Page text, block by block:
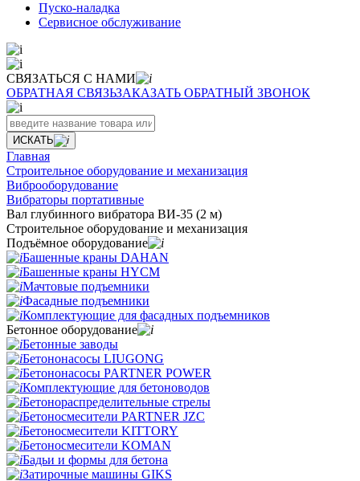
Пуско-наладка
Сервисное обслуживание
СВЯЗАТЬСЯ С НАМИ
ОБРАТНАЯ СВЯЗЬЗАКАЗАТЬ ОБРАТНЫЙ ЗВОНОК
ИСКАТЬ
Главная
Строительное оборудование и механизация
Виброоборудование
Вибраторы портативные
Вал глубинного вибратора ВИ-35 (2 м)
Строительное оборудование и механизация
Подъёмное оборудование
Башенные краны DAHAN
Башенные краны HYCM
Мачтовые подъемники
Фасадные подъемники
Комплектующие для фасадных подъемников
Бетонное оборудование
Бетонные заводы
Бетононасосы LIUGONG
Бетононасосы PARTNER POWER
Комплектующие для бетоноводов
Бетонораспределительные стрелы
Бетоносмесители PARTNER JZC
Бетоносмесители KITTORY
Бетоносмесители KOMAN
Бадьи и формы для бетона
Затирочные машины GIKS